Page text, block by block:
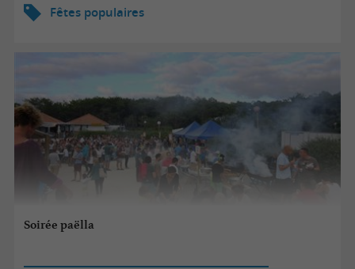
Fêtes populaires
Soirée paëlla